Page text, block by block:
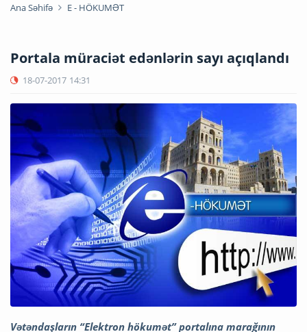
Ana Səhifə E - HÖKUMƏT
Portala müraciət edənlərin sayı açıqlandı
18-07-2017 14:31
Vətəndaşların “Elektron hökumət” portalına marağının